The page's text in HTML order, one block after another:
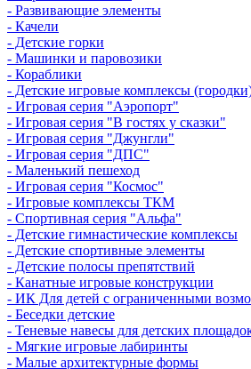
- Развивающие элементы
- Качели
- Детские горки
- Машинки и паровозики
- Кораблики
- Детские игровые комплексы
- Игровая серия "Аэропорт"
- Игровая серия "В гостях у сказки"
- Игровая серия "Джунгли"
- Игровая серия "ДПС"
- Маленький пешеход
- Игровая серия "Космос"
- Игровые комплексы ТКМ
- Спортивная серия "Альфа"
- Детские гимнастические комплексы
- Детские спортивные элементы
- Детские полосы препятствий
- Канатные игровые конструкции
- ИК Для детей с ограниченными
- Беседки детские
- Теневые навесы для детских
- Мягкие игровые лабиринты
- Малые архитектурные формы